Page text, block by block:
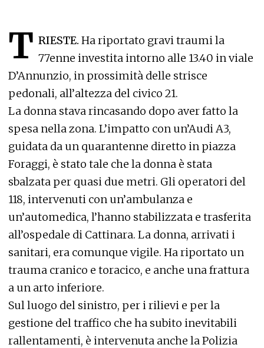
T RIESTE. Ha riportato gravi traumi la
77enne investita intorno alle 13.40 in viale
D’Annunzio, in prossimità delle strisce
pedonali, all’altezza del civico 21.
La donna stava rincasando dopo aver fatto la
spesa nella zona. L’impatto con un’Audi A3,
guidata da un quarantenne diretto in piazza
Foraggi, è stato tale che la donna è stata
sbalzata per quasi due metri. Gli operatori del
118, intervenuti con un’ambulanza e
un’automedica, l’hanno stabilizzata e trasferita
all’ospedale di Cattinara. La donna, arrivati i
sanitari, era comunque vigile. Ha riportato un
trauma cranico e toracico, e anche una frattura
a un arto inferiore.
Sul luogo del sinistro, per i rilievi e per la
gestione del traffico che ha subito inevitabili
rallentamenti, è intervenuta anche la Polizia